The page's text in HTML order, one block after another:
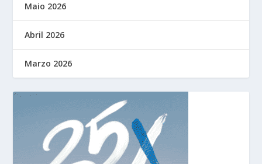
Maio 2026
Abril 2026
Marzo 2026